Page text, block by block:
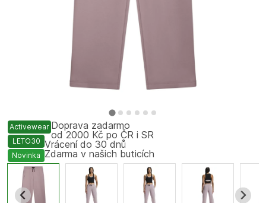
Activewear
LETO30
Novinka
Doprava zadarmo
od 2000 Kč po ČR i SR
Vrácení do 30 dnů
Zdarma v našich buticích